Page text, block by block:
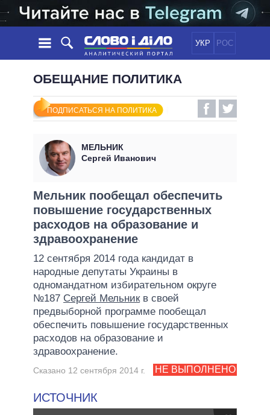
УКР РОС
НОВОСТИ
ЛЕНТА
СОБЫТИЯ
СТАТЬИ
МНЕНИЯ
ОБЗОРЫ
ДАЙДЖЕСТЫ
ПОЛИТИКА
ЭКОНОМИКА
МИР
ОБЕЩАНИЯ
ВСЕ ПОЛИТИКИ
ПРЕЗИДЕНТ И ОФИС
ВЕРХОВНАЯ РАДА
КАБИНЕТ МИНИСТРОВ
ГЛАВЫ ОБЛАДМИНИСТРАЦИЙ
МЭРЫ
ВСЕ ПЕРСОНЫ
ИНФОГРАФИКА
ПОДДЕРЖАТЬ
СРАВНЕНИЕ ПОЛИТИКОВ
ОБЕЩАНИЕ ПОЛИТИКА
ПОДПИСАТЬСЯ НА ПОЛИТИКА
МЕЛЬНИК
Сергей Иванович
Мельник пообещал обеспечить
повышение государственных
расходов на образование и
здравоохранение
12 сентября 2014 года кандидат в
народные депутаты Украины в
одномандатном избирательном округе
№187 Сергей Мельникв своей
предвыборной программе пообещал
обеспечить повышение государственных
расходов на образование и
здравоохранение.
НЕ ВЫПОЛНЕНО
Сказано 12 сентября 2014 г.
ИСТОЧНИК